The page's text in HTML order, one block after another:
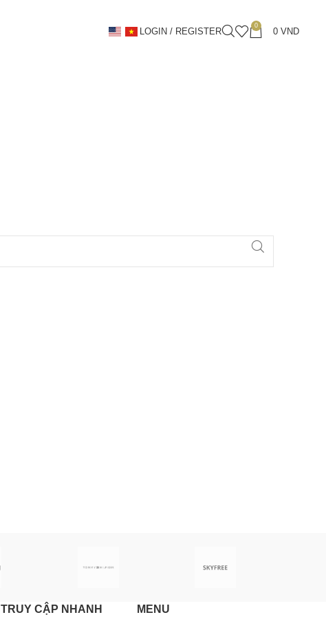
LOGIN / REGISTER
0
0VND
TRUY CẬP NHANH MENU